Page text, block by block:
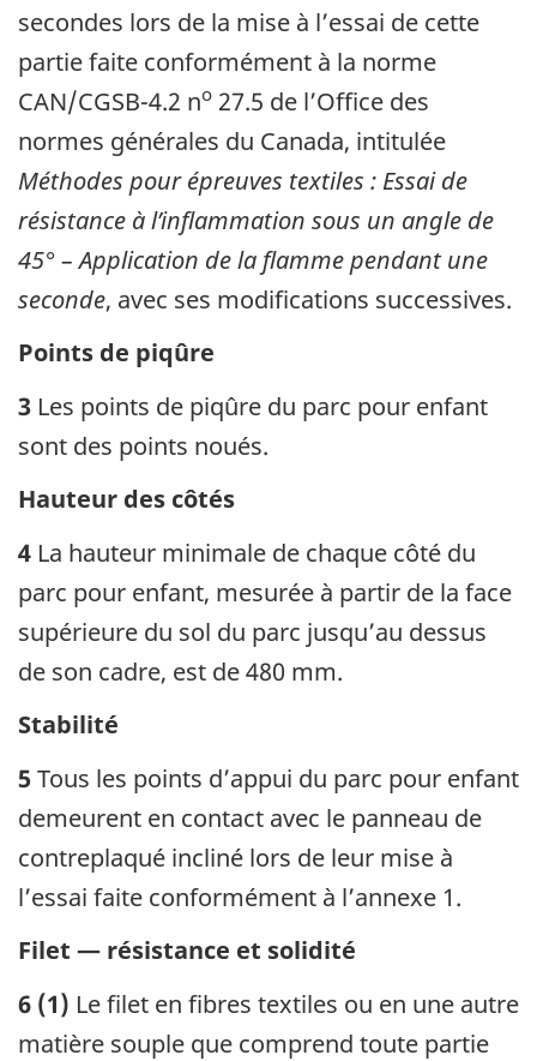
secondes lors de la mise à l’essai de cette
partie faite conformément à la norme
CAN/CGSB-4.2 no 27.5 de l’Office des
normes générales du Canada, intitulée
Méthodes pour épreuves textiles : Essai de
résistance à l’inflammation sous un angle de
45° – Application de la flamme pendant une
seconde, avec ses modifications successives.
Points de piqûre
3 Les points de piqûre du parc pour enfant
sont des points noués.
Hauteur des côtés
4 La hauteur minimale de chaque côté du
parc pour enfant, mesurée à partir de la face
supérieure du sol du parc jusqu’au dessus
de son cadre, est de 480 mm.
Stabilité
5Tous les points d’appui du parc pour enfant
demeurent en contact avec le panneau de
contreplaqué incliné lors de leur mise à
l’essai faite conformément à l’annexe 1.
Filet — résistance et solidité
6 (1) Le filet en fibres textiles ou en une autre
matière souple que comprend toute partie